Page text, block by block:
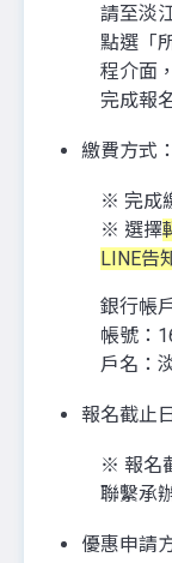
請至淡
點選「
程介面
完成報
繳費方式
※ 完成
※ 選擇
LINE告
銀行帳
帳號：
戶名：
報名截止
※ 報名
聯繫承
優惠申請